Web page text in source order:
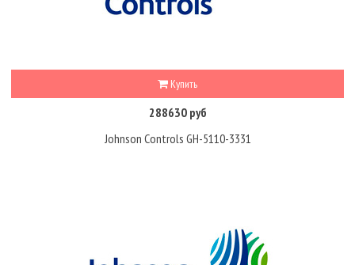
Купить
288630 руб
Johnson Controls GH-5110-3331